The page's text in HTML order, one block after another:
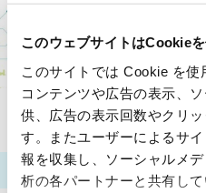
このウェブサイトはCookie
このサイトでは Cookie を
コンテンツや広告の表示、
供、広告の表示回数やクリ
す。またユーザーによるサ
報を収集し、ソーシャルメ
析の各パートナーと共有し
注意：上記の情報は、2026年3月
ータではない可能性があ